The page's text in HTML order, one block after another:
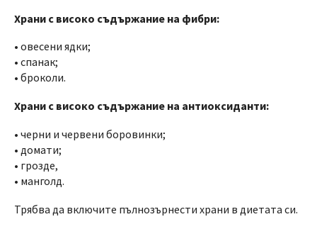
Храни с високо съдържание на фибри:
• овесени ядки;
• спанак;
• броколи.
Храни с високо съдържание на антиоксиданти:
• черни и червени боровинки;
• домати;
• грозде,
• манголд.
Трябва да включите пълнозърнести храни в диетата си.